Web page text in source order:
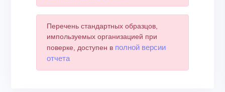
Перечень стандартных образцов,
импользуемых организацией при
поверке, доступен в полной версии
отчета